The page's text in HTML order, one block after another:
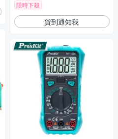
限時下殺
貨到通知我